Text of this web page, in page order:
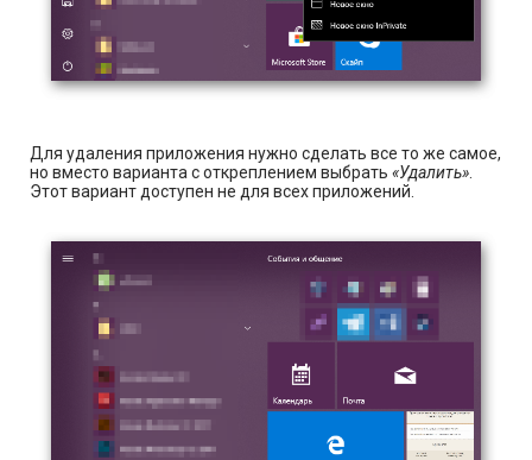
Для удаления приложения нужно сделать все то же самое,
но вместо варианта с откреплением выбрать «Удалить».
Этот вариант доступен не для всех приложений.